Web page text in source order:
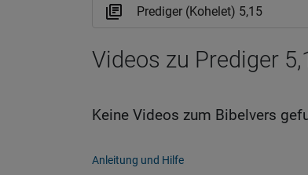
Videos zu Prediger
Keine Videos zum Bibelvers
Anleitung und Hilfe